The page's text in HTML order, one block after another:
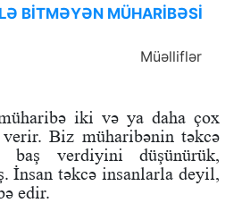
BİTMƏYƏN MÜHARİBƏSİ
Müəlliflər
iki və ya daha çox
verir. Biz müharibənin təkcə
baş verdiyini düşünürük,
İnsan təkcə insanlarla deyil,
edir.